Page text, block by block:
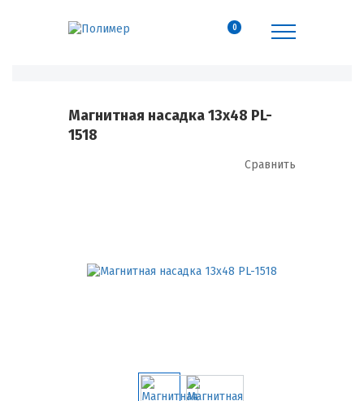
0
Магнитная насадка 13х48 PL-
1518
Сравнить